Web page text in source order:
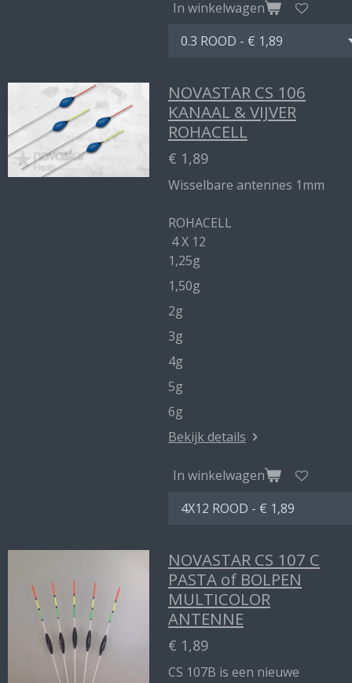
In winkelwagen
NOVASTAR CS 106
KANAAL & VIJVER
ROHACELL
€ 1,89
Wisselbare antennes 1mm
ROHACELL
4 X 12
1,25g
1,50g
2g
3g
4g
5g
6g
Bekijk details
In winkelwagen
NOVASTAR CS 107 C
PASTA of BOLPEN
MULTICOLOR
ANTENNE
€ 1,89
CS 107B is een nieuwe